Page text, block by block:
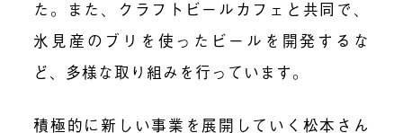
た。また、クラフトビールカフェと共同で、
氷見産のブリを使ったビールを開発するな
ど、多様な取り組みを行っています。
積極的に新しい事業を展開していく松本さん